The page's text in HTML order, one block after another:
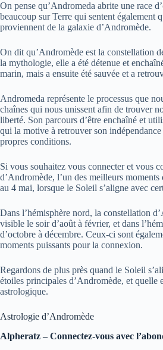
On pense qu’Andromeda abrite une race
beaucoup sur Terre qui sentent également
proviennent de la galaxie d’Andromède.
On dit qu’Andromède est la constellation
la mythologie, elle a été détenue et
marin, mais a ensuite été sauvée et a
Andromeda représente le processus que
chaînes qui nous unissent afin de trouver
liberté. Son parcours d’être enchaîné et
qui la motive à retrouver son
propres conditions.
Si vous souhaitez vous connecter et vous
d’Andromède, l’un des meilleurs moments
au 4 mai, lorsque le Soleil s’aligne avec
Dans l’hémisphère nord, la constellation
visible le soir d’août à février, et dans
d’octobre à décembre. Ceux-ci sont
moments puissants pour la connexion.
Regardons de plus près quand le Soleil
étoiles principales d’Andromède, et quelle
astrologique.
Astrologie d’Andromède
Alpheratz – Connectez-vous avec